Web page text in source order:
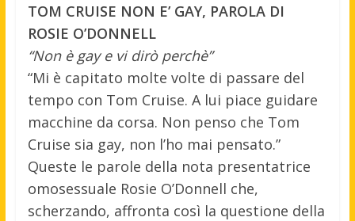
TOM CRUISE NON E’ GAY, PAROLA DI
ROSIE O’DONNELL
“Non è gay e vi dirò perchè”
“Mi è capitato molte volte di passare del
tempo con Tom Cruise. A lui piace guidare
macchine da corsa. Non penso che Tom
Cruise sia gay, non l’ho mai pensato.”
Queste le parole della nota presentatrice
omosessuale Rosie O’Donnell che,
scherzando, affronta così la questione della